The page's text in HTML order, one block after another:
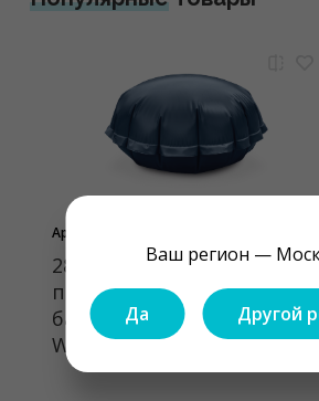
Ваш регион —
Да Другой
Арт. 28099
28099 Надувная
подушка под тент
бассейна Intex
Winterizing Pool Pillow